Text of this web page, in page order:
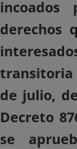
derechos
transitoria
de julio,
Decreto
se